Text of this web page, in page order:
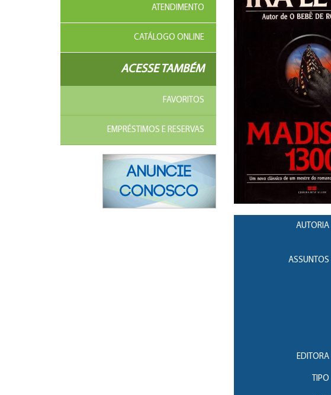
ATENDIMENTO
CATÁLOGO ONLINE
ACESSE TAMBÉM
FAVORITOS
EMPRÉSTIMOS E RESERVAS
AUTORIA
ASSUNTOS
EDITORA
TIPO